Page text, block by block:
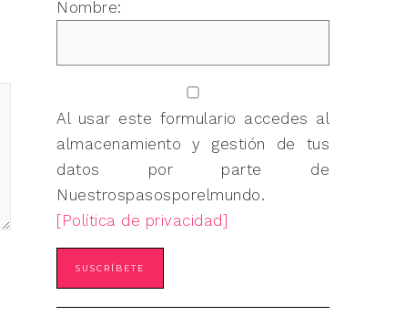
Nombre:
Al usar este formulario accedes al
almacenamiento y gestión de tus
datos por parte de
Nuestrospasosporelmundo.
[Política de privacidad]